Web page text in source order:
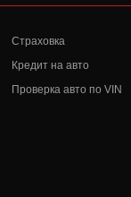
Страховка
Кредит на авто
Проверка авто по VIN